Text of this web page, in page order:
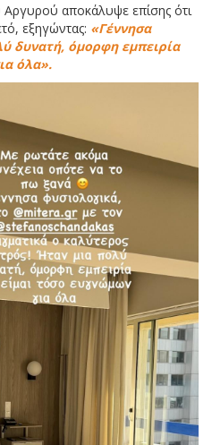
αποκάλυψε επίσης ότι
εξηγώντας: «Γέννησα
δυνατή, όμορφη εμπειρία
όλα».